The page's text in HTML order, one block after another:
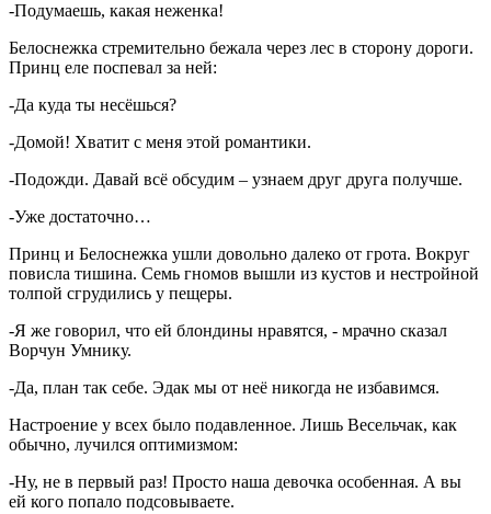
-Подумаешь, какая неженка!
Белоснежка стремительно бежала через лес в сторону дороги.
Принц еле поспевал за ней:
-Да куда ты несёшься?
-Домой! Хватит с меня этой романтики.
-Подожди. Давай всё обсудим – узнаем друг друга получше.
-Уже достаточно…
Принц и Белоснежка ушли довольно далеко от грота. Вокруг
повисла тишина. Семь гномов вышли из кустов и нестройной
толпой сгрудились у пещеры.
-Я же говорил, что ей блондины нравятся, - мрачно сказал
Ворчун Умнику.
-Да, план так себе. Эдак мы от неё никогда не избавимся.
Настроение у всех было подавленное. Лишь Весельчак, как
обычно, лучился оптимизмом:
-Ну, не в первый раз! Просто наша девочка особенная. А вы
ей кого попало подсовываете.